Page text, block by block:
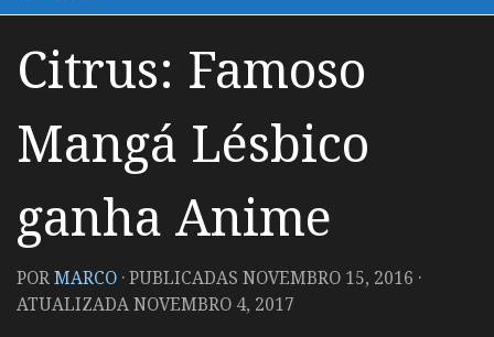
Citrus: Famoso
Mangá Lésbico
ganha Anime
PORMARCO · PUBLICADAS NOVEMBRO 15, 2016 ·
ATUALIZADANOVEMBRO 4, 2017